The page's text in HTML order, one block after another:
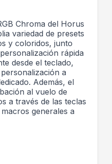
Chroma del Horus
variedad de presets
y coloridos, junto
rápida
desde el teclado,
a
Además, el
al vuelo de
a través de las teclas
generales a